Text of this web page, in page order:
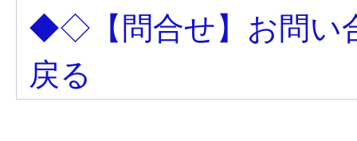
◆◇【問合せ】お問い
戻る